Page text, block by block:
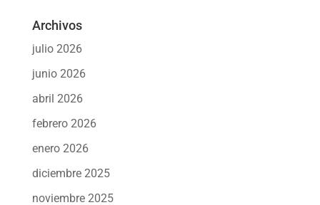
Archivos
julio 2026
junio 2026
abril 2026
febrero 2026
enero 2026
diciembre 2025
noviembre 2025